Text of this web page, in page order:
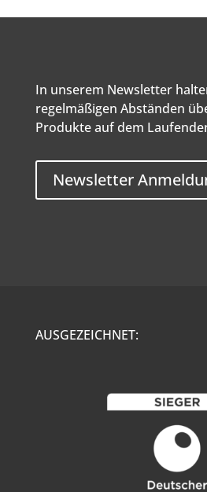
In unserem Newsletter
regelmäßigen Abständen
Produkte auf dem
Newsletter
AUSGEZEICHNET: